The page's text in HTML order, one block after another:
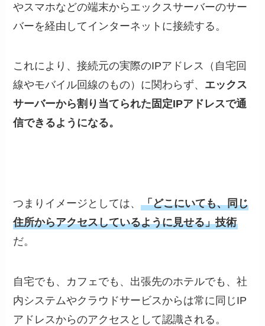
やスマホなどの端末からエックスサーバーのサー
バーを経由してインターネットに接続する。
これにより、接続元の実際のIPアドレス（自宅回
線やモバイル回線のもの）に関わらず、 エックス
サーバーから割り当てられた固定IPアドレスで通
信できるようになる。
つまりイメージとしては、「どこにいても、同じ
住所からアクセスしているように見せる」技術
だ。
自宅でも、カフェでも、出張先のホテルでも、社
内システムやクラウドサービスからは常に同じIP
アドレスからのアクセスとして認識される。